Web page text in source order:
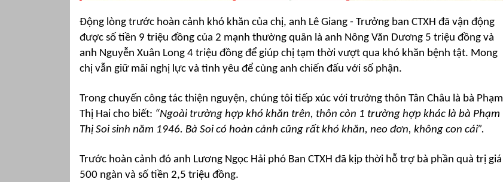
Động lòng trước hoàn cảnh khó khăn của chị, anh Lê Giang - Trưởng ban CTXH đã vận động
được số tiền 9 triệu đồng của 2 mạnh thường quân là anh Nông Văn Dương 5 triệu đồng và
anh Nguyễn Xuân Long 4 triệu đồng để giúp chị tạm thời vượt qua khó khăn bệnh tật. Mong
chị vẫn giữ mãi nghị lực và tình yêu để cùng anh chiến đấu với số phận.
Trong chuyến công tác thiện nguyện, chúng tôi tiếp xúc với trưởng thôn Tân Châu là bà Phạm
Thị Hai cho biết: “Ngoài trường hợp khó khăn trên, thôn còn 1 trường hợp khác là bà Phạm
Thị Soi sinh năm 1946. Bà Soi có hoàn cảnh cũng rất khó khăn, neo đơn, không con cái”.
Trước hoàn cảnh đó anh Lương Ngọc Hải phó Ban CTXH đã kịp thời hỗ trợ bà phần quà trị giá
500 ngàn và số tiền 2,5 triệu đồng.